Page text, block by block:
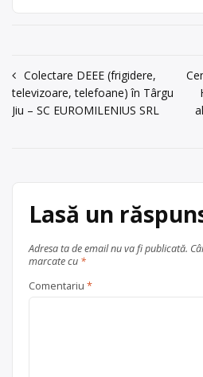
județul Constanța
la adresa: Ovidiu, intrare Gara
Siutghiol, tel/fax: 0241/253111,
social:Ovidiu, intrare Gara Siutghiol,
tel/fax: 0241/253111
hârtie și carton, lemn,plastic,
Ovidiu
acum 6 ani
0241253111
Navigare
în
Colectare DEEE (frigidere,
televizoare, telefoane) în Târgu
Jiu – SC EUROMILENIUS SRL
Lasă un
Adresa ta de email nu va fi publicată.
marcate cu *
Comentariu *